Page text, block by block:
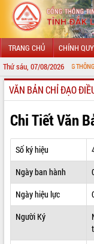
TRANG CHỦ CHÍNH
Thứ sáu, 07/08/2026
ĐẾN VỚI CỔNG THÔNG TIN ĐIỆN
GIỚI THIỆU
LÃNH ĐẠO UBND TỈNH
TIN TỨC SỰ KIỆN
SỞ, BAN, NGÀNH
THÔNG TIN CHỈ ĐẠO ĐIỀU
VĂN BẢN CHỈ ĐẠO
Chi Tiết Văn
Số ký hiệu
Ngày ban hành
Ngày hiệu lực
Người Ký